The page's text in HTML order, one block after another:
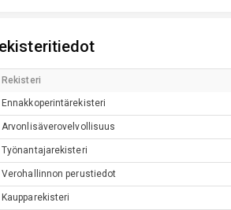
Rekisteri
Ennakkoperintärekisteri
Arvonlisäverovelvollisuus
Työnantajarekisteri
Verohallinnon perustiedot
Kaupparekisteri